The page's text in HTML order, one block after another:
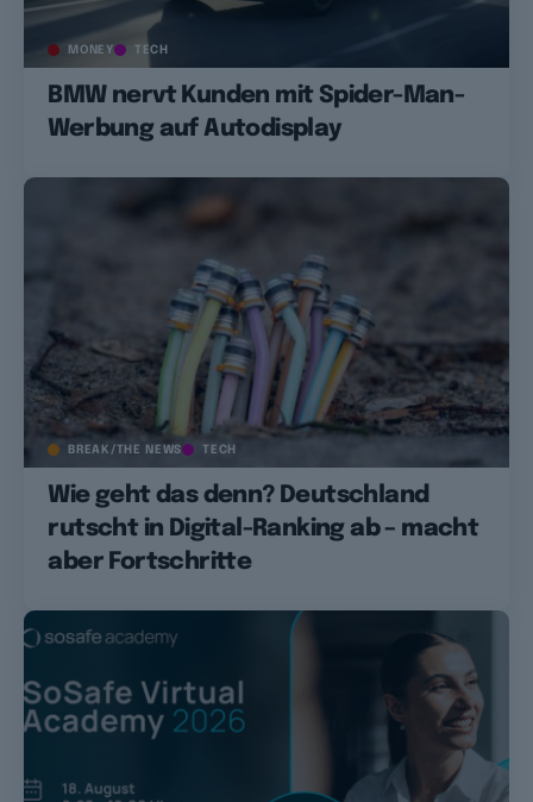
MONEY TECH
BMW nervt Kunden mit Spider-Man-
Werbung auf Autodisplay
BREAK/THE NEWS TECH
Wie geht das denn? Deutschland
rutscht in Digital-Ranking ab – macht
aber Fortschritte